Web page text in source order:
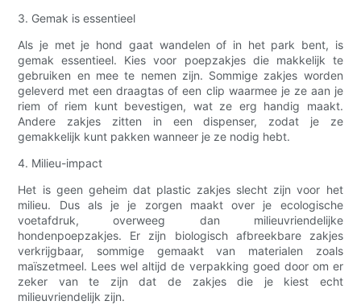
3. Gemak is essentieel
Als je met je hond gaat wandelen of in het park bent, is
gemak essentieel. Kies voor poepzakjes die makkelijk te
gebruiken en mee te nemen zijn. Sommige zakjes worden
geleverd met een draagtas of een clip waarmee je ze aan je
riem of riem kunt bevestigen, wat ze erg handig maakt.
Andere zakjes zitten in een dispenser, zodat je ze
gemakkelijk kunt pakken wanneer je ze nodig hebt.
4. Milieu-impact
Het is geen geheim dat plastic zakjes slecht zijn voor het
milieu. Dus als je je zorgen maakt over je ecologische
voetafdruk, overweeg dan milieuvriendelijke
hondenpoepzakjes. Er zijn biologisch afbreekbare zakjes
verkrijgbaar, sommige gemaakt van materialen zoals
maïszetmeel. Lees wel altijd de verpakking goed door om er
zeker van te zijn dat de zakjes die je kiest echt
milieuvriendelijk zijn.